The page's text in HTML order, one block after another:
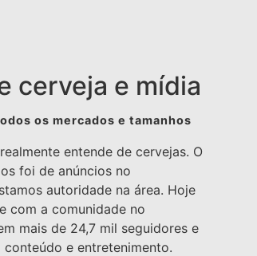
cerveja e mídia
os mercados e tamanhos
entende de cervejas. O
foi de anúncios no
autoridade na área. Hoje
com a comunidade no
mais de 24,7 mil seguidores e
conteúdo e entretenimento.